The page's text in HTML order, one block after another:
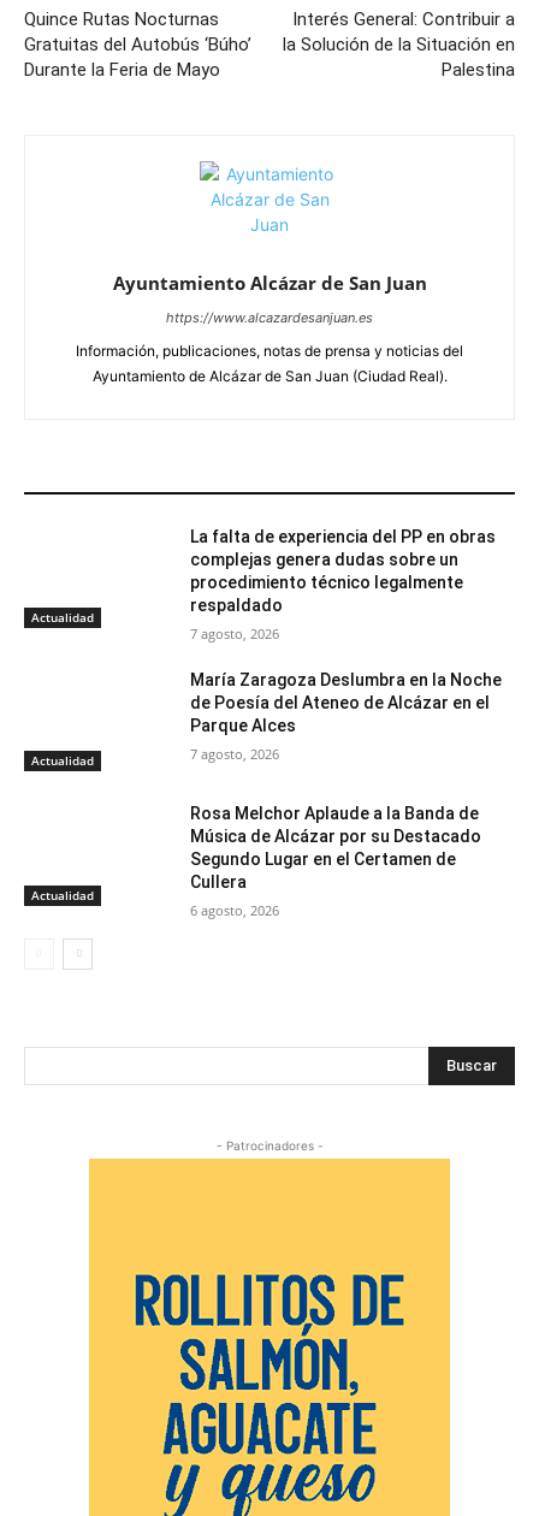
Quince Rutas Nocturnas
Gratuitas del Autobús ‘Búho’
Durante la Feria de Mayo
Interés General: Contribuir a
la Solución de la Situación en
Palestina
Ayuntamiento Alcázar de San Juan
https://www.alcazardesanjuan.es
Información, publicaciones, notas de prensa y noticias del
Ayuntamiento de Alcázar de San Juan (Ciudad Real).
Actualidad
La falta de experiencia del PP en obras
complejas genera dudas sobre un
procedimiento técnico legalmente
respaldado
7 agosto, 2026
Actualidad
María Zaragoza Deslumbra en la Noche
de Poesía del Ateneo de Alcázar en el
Parque Alces
7 agosto, 2026
Actualidad
Rosa Melchor Aplaude a la Banda de
Música de Alcázar por su Destacado
Segundo Lugar en el Certamen de
Cullera
6 agosto, 2026
Buscar
- Patrocinadores -